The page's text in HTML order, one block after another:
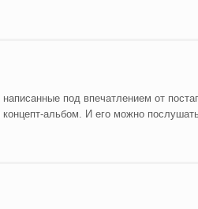
под впечатлением от
альбом. И его можно